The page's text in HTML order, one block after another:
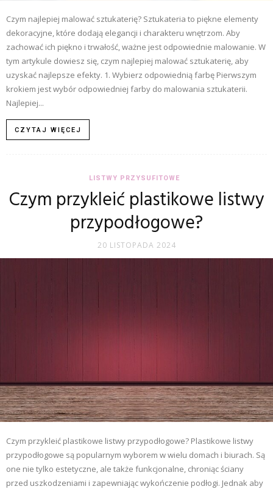
Czym najlepiej malować sztukaterię? Sztukateria to piękne elementy
dekoracyjne, które dodają elegancji i charakteru wnętrzom. Aby
zachować ich piękno i trwałość, ważne jest odpowiednie malowanie. W
tym artykule dowiesz się, czym najlepiej malować sztukaterię, aby
uzyskać najlepsze efekty. 1. Wybierz odpowiednią farbę Pierwszym
krokiem jest wybór odpowiedniej farby do malowania sztukaterii.
Najlepiej...
CZYTAJ WIĘCEJ
LISTWY PRZYSUFITOWE
Czym przykleić plastikowe listwy
przypodłogowe?
20 LISTOPADA 2024
Czym przykleić plastikowe listwy przypodłogowe? Plastikowe listwy
przypodłogowe są popularnym wyborem w wielu domach i biurach. Są
one nie tylko estetyczne, ale także funkcjonalne, chroniąc ściany
przed uszkodzeniami i zapewniając wykończenie podłogi. Jednak aby